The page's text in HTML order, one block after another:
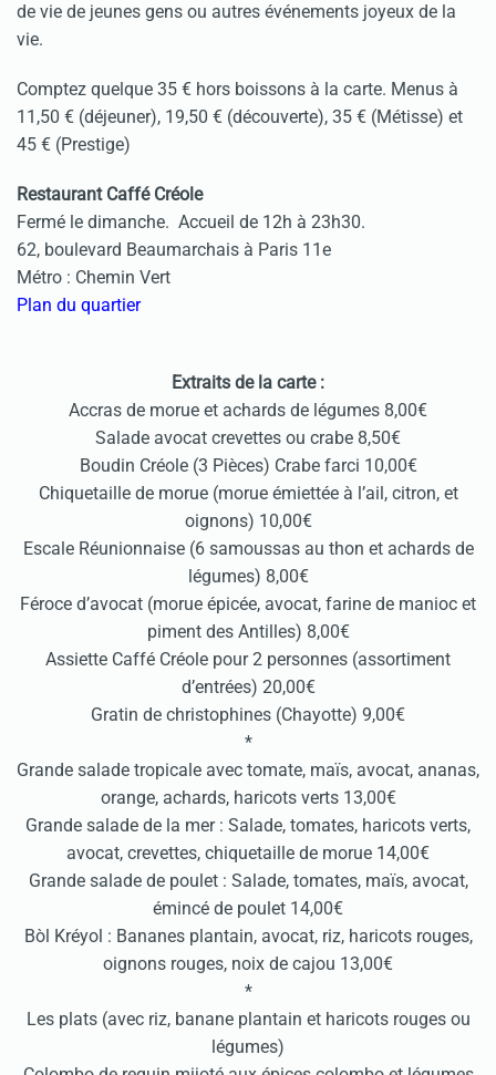
de vie de jeunes gens ou autres événements joyeux de la
vie.
Comptez quelque 35 € hors boissons à la carte. Menus à
11,50 € (déjeuner), 19,50 € (découverte), 35 € (Métisse) et
45 € (Prestige)
Restaurant Caffé Créole
Fermé le dimanche. Accueil de 12h à 23h30.
62, boulevard Beaumarchais à Paris 11e
Métro : Chemin Vert
Plan du quartier
Extraits de la carte :
Accras de morue et achards de légumes 8,00€
Salade avocat crevettes ou crabe 8,50€
Boudin Créole (3 Pièces) Crabe farci 10,00€
Chiquetaille de morue (morue émiettée à l’ail, citron, et
oignons) 10,00€
Escale Réunionnaise (6 samoussas au thon et achards de
légumes) 8,00€
Féroce d’avocat (morue épicée, avocat, farine de manioc et
piment des Antilles) 8,00€
Assiette Caffé Créole pour 2 personnes (assortiment
d’entrées) 20,00€
Gratin de christophines (Chayotte) 9,00€
*
Grande salade tropicale avec tomate, maïs, avocat, ananas,
orange, achards, haricots verts 13,00€
Grande salade de la mer : Salade, tomates, haricots verts,
avocat, crevettes, chiquetaille de morue 14,00€
Grande salade de poulet : Salade, tomates, maïs, avocat,
émincé de poulet 14,00€
Bòl Kréyol : Bananes plantain, avocat, riz, haricots rouges,
oignons rouges, noix de cajou 13,00€
*
Les plats (avec riz, banane plantain et haricots rouges ou
légumes)